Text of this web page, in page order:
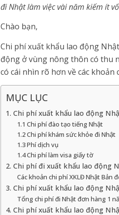
đi Nhật làm việc vài năm kiếm ít
Chào bạn,
Chi phí xuất khẩu lao động
động ở vùng nông thôn có thu
có cái nhìn rõ hơn về các khoản
MỤC LỤC
1. Chi phí xuất khẩu lao động
1.1 Chi phí đào tạo tiếng Nhật
1.2 Chi phí khám sức khỏe đi Nhật
1.3 Phí dịch vụ
1.4 Chi phí làm visa giấy tờ
2. Chi phí đi xuất khẩu lao động
Các khoản chi phí XKLĐ Nhật Bản
3. Chi phí xuất khẩu lao động
Tổng chi phí đi Nhật đơn hàng 1
4. Chi phí xuất khẩu lao động